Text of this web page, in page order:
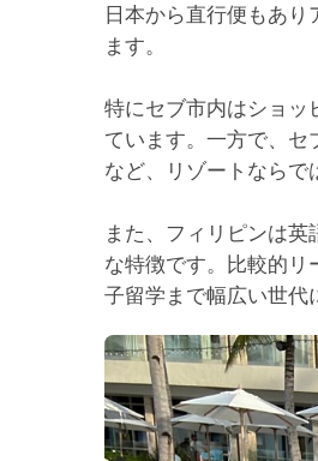
日本から直行便もあ
ます。
特にセブ市内はショッ
ています。一方で、セ
など、リゾートならで
また、フィリピンは
な特徴です。比較的リ
子留学まで幅広い世